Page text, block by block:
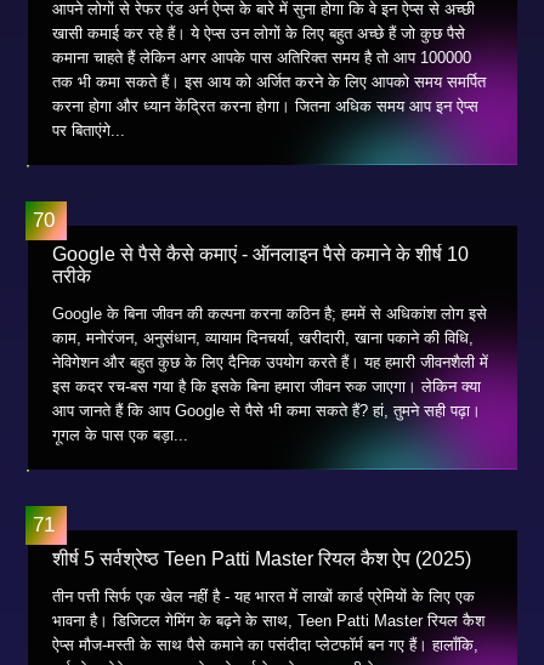
आपने लोगों से रेफर एंड अर्न ऐप्स के बारे में सुना होगा कि वे इन ऐप्स से अच्छी
खासी कमाई कर रहे हैं। ये ऐप्स उन लोगों के लिए बहुत अच्छे हैं जो कुछ पैसे
कमाना चाहते हैं लेकिन अगर आपके पास अतिरिक्त समय है तो आप 100000
तक भी कमा सकते हैं। इस आय को अर्जित करने के लिए आपको समय समर्पित
करना होगा और ध्यान केंद्रित करना होगा। जितना अधिक समय आप इन ऐप्स
पर बिताएंगे...
Google से पैसे कैसे कमाएं - ऑनलाइन पैसे कमाने के शीर्ष 10
तरीके
Google के बिना जीवन की कल्पना करना कठिन है; हममें से अधिकांश लोग इसे
काम, मनोरंजन, अनुसंधान, व्यायाम दिनचर्या, खरीदारी, खाना पकाने की विधि,
नेविगेशन और बहुत कुछ के लिए दैनिक उपयोग करते हैं। यह हमारी जीवनशैली में
इस कदर रच-बस गया है कि इसके बिना हमारा जीवन रुक जाएगा। लेकिन क्या
आप जानते हैं कि आप Google से पैसे भी कमा सकते हैं? हां, तुमने सही पढ़ा।
गूगल के पास एक बड़ा...
शीर्ष 5 सर्वश्रेष्ठ Teen Patti Master रियल कैश ऐप (2025)
तीन पत्ती सिर्फ एक खेल नहीं है - यह भारत में लाखों कार्ड प्रेमियों के लिए एक
भावना है। डिजिटल गेमिंग के बढ़ने के साथ, Teen Patti Master रियल कैश
ऐप्स मौज-मस्ती के साथ पैसे कमाने का पसंदीदा प्लेटफॉर्म बन गए हैं। हालाँकि,